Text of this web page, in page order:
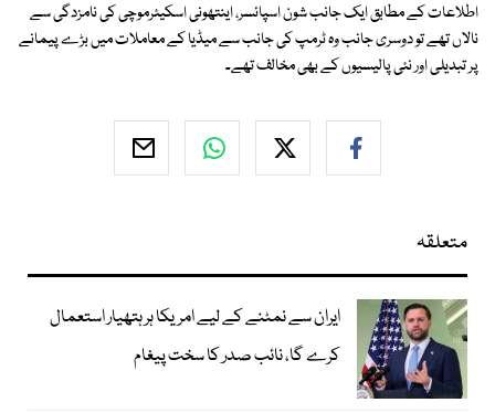
اطلاعات کے مطابق ایک جانب شون اسپائسر، اینتھونی اسکیئرموچی کی نامزدگی سے
نالاں تھے تو دوسری جانب وہ ٹرمپ کی جانب سے میڈیا کے معاملات میں بڑے پیمانے
پر تبدیلی اور نئی پالیسیوں کے بھی مخالف تھے۔
متعلقہ
ایران سے نمٹنے کے لیے امریکا ہر ہتھیار استعمال
کرے گا، نائب صدر کا سخت پیغام